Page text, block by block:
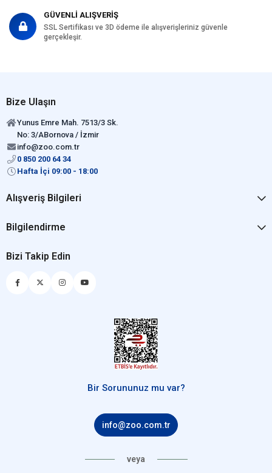
GÜVENLİ ALIŞVERİŞ
SSL Sertifikası ve 3D ödeme ile alışverişleriniz güvenle
gerçekleşir.
Bize Ulaşın
Yunus Emre Mah. 7513/3 Sk.
No: 3/ABornova / İzmir
info@zoo.com.tr
0 850 200 64 34
Hafta İçi 09:00 - 18:00
Alışveriş Bilgileri
Bilgilendirme
Bizi Takip Edin
Bir Sorununuz mu var?
info@zoo.com.tr
veya